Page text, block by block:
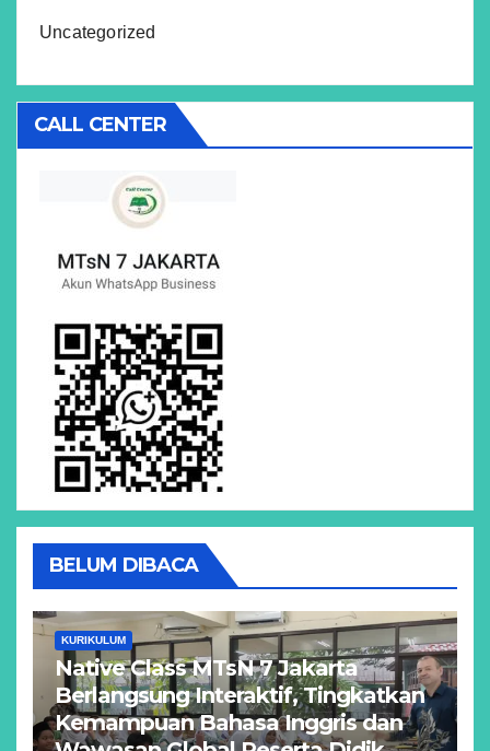
Uncategorized
CALL CENTER
BELUM DIBACA
KURIKULUM
Native Class MTsN 7 Jakarta
Berlangsung Interaktif, Tingkatkan
Kemampuan Bahasa Inggris dan